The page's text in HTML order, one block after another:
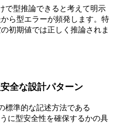
で型推論できると考えて明示
ら型エラーが頻発します。特
初期値では正しく推論されま
全な設計パターン
標準的な記述方法である
に型安全性を確保するかの具